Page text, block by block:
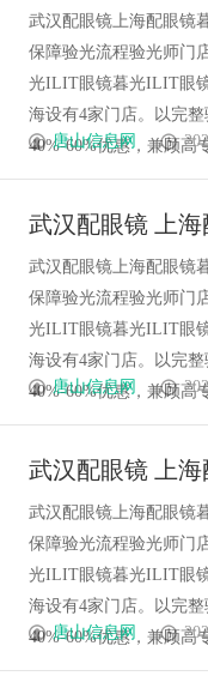
武汉配眼镜上海配眼镜
保障验光流程验光师门
光ILIT眼镜暮光ILIT眼
海设有4家门店。以完
40%-60%优惠，兼顾高
唐山信息网
武汉配眼镜 上
武汉配眼镜上海配眼镜
保障验光流程验光师门
光ILIT眼镜暮光ILIT眼
海设有4家门店。以完
40%-60%优惠，兼顾高
唐山信息网
武汉配眼镜 上
武汉配眼镜上海配眼镜
保障验光流程验光师门
光ILIT眼镜暮光ILIT眼
海设有4家门店。以完
40%-60%优惠，兼顾高
唐山信息网